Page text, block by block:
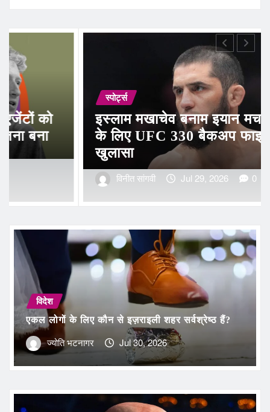
इयान मचाडो गैरी
बैकअप फाइटर का
अर्थव्यवस्था
मिलेनियल्स बदल
में ज्यादातर
रजनी बान्डेकर
विदेश
एकल लोगों के लिए कौन से इज़राइली शहर सर्वश्रेष्ठ हैं?
ज्योति भटनागर Jul 30, 2026